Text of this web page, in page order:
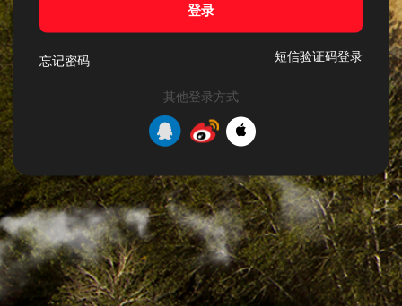
登录
忘记密码 短信验证码登录
其他登录方式